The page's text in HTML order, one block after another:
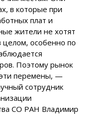
в которые при
плат и
жители не хотят
целом, особенно по
Поэтому рынок
перемены, —
сотрудник
СО РАН Владимир